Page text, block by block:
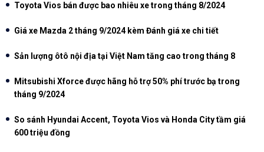
Toyota Vios bán được bao nhiêu xe trong tháng 8/2024
Giá xe Mazda 2 tháng 9/2024 kèm Đánh giá xe chi tiết
Sản lượng ôtô nội địa tại Việt Nam tăng cao trong tháng 8
Mitsubishi Xforce được hãng hỗ trợ 50% phí trước bạ trong
tháng 9/2024
So sánh Hyundai Accent, Toyota Vios và Honda City tầm giá
600 triệu đồng